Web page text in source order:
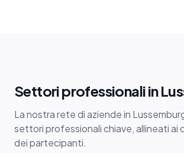
Settori professionali in
La nostra rete di aziende in
settori professionali chiave, allineati ai
dei partecipanti.